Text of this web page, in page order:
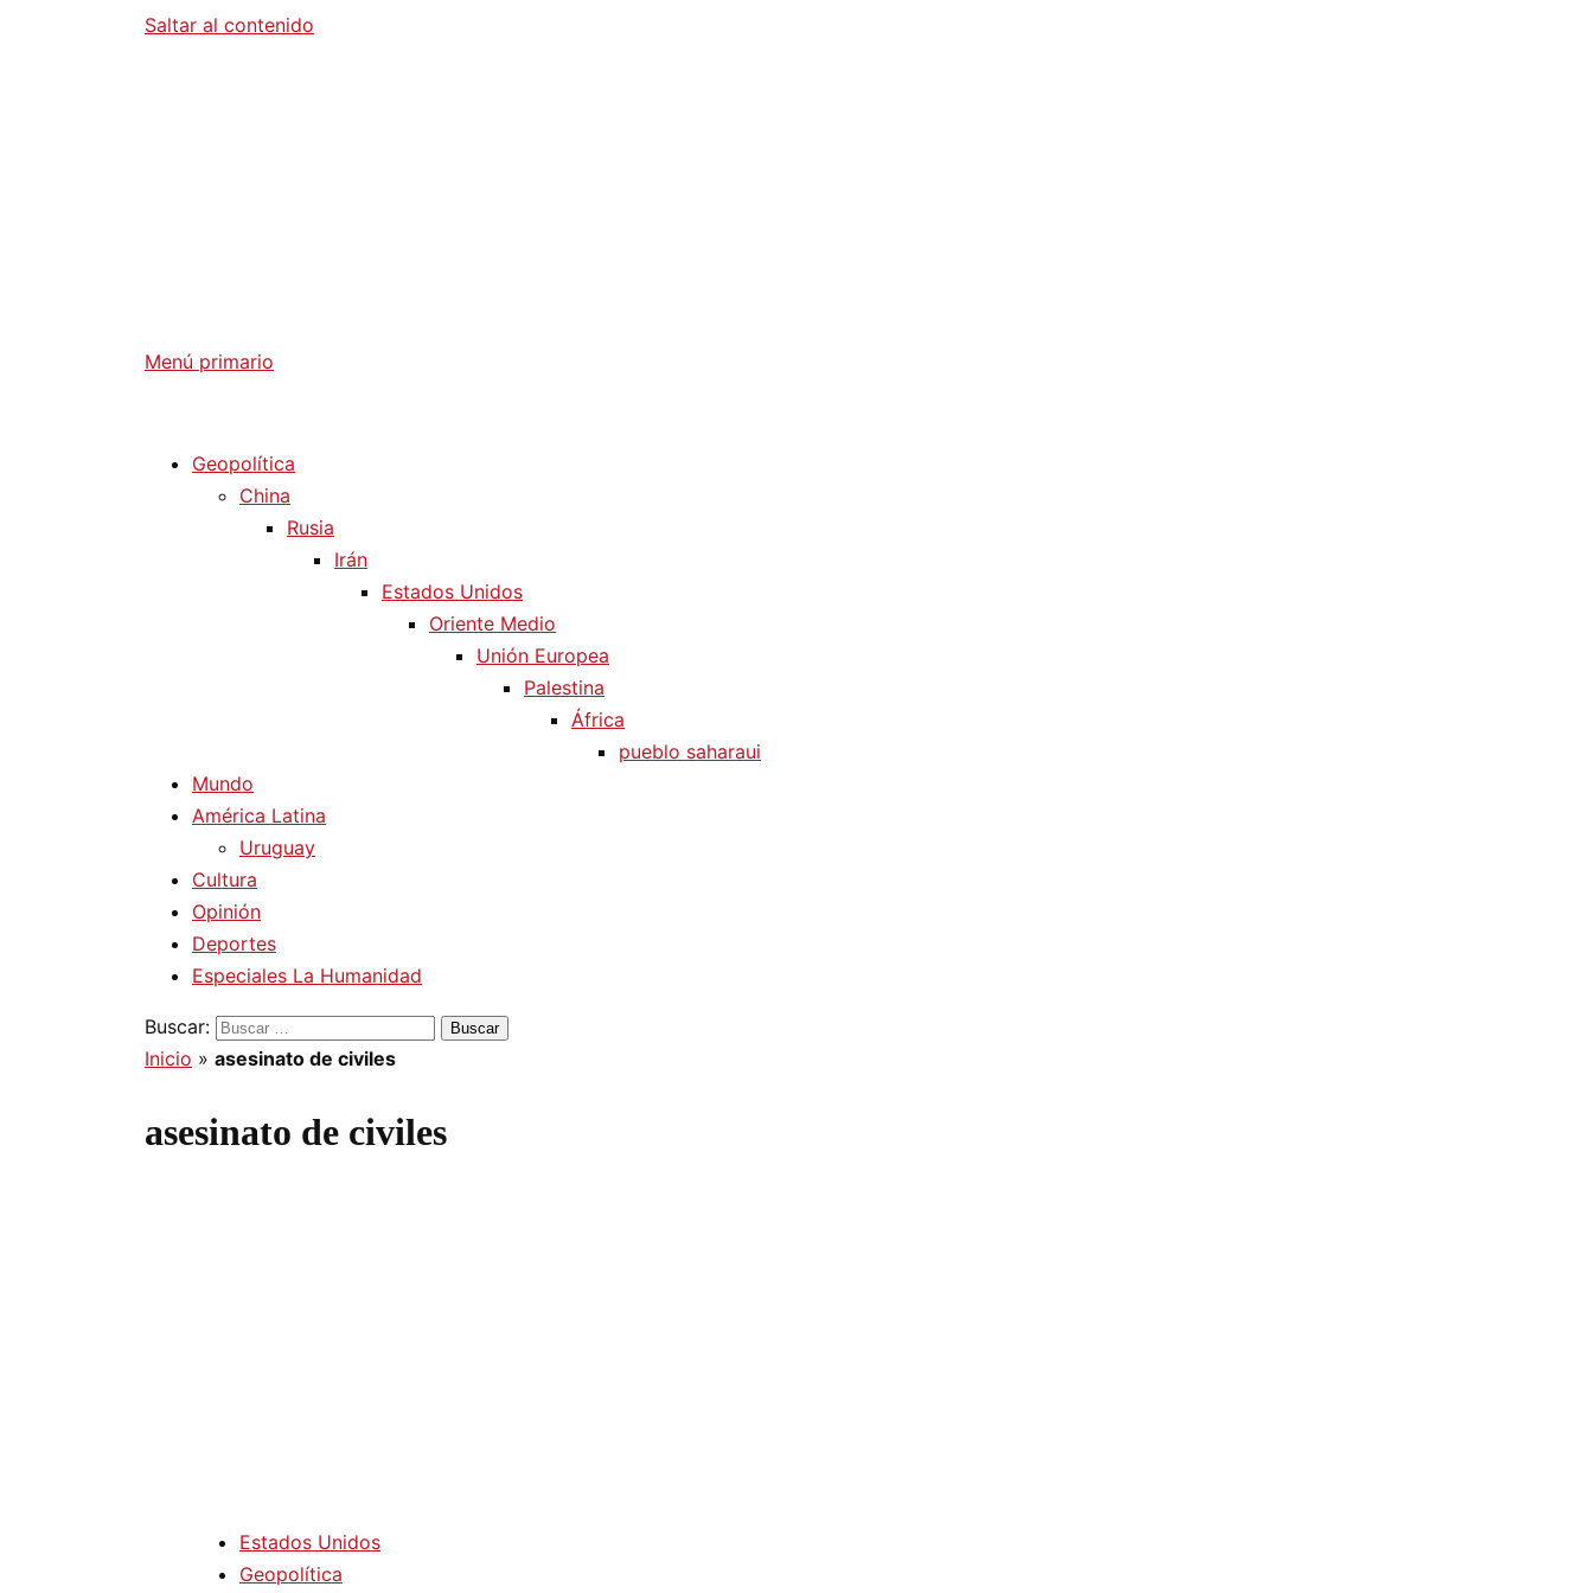
Saltar al contenido
Menú primario
Geopolítica
China
Rusia
Irán
Estados Unidos
Oriente Medio
Unión Europea
Palestina
África
pueblo saharaui
Mundo
América Latina
Uruguay
Cultura
Opinión
Deportes
Especiales La Humanidad
Buscar:
Inicio » asesinato de civiles
asesinato de civiles
Estados Unidos
Geopolítica